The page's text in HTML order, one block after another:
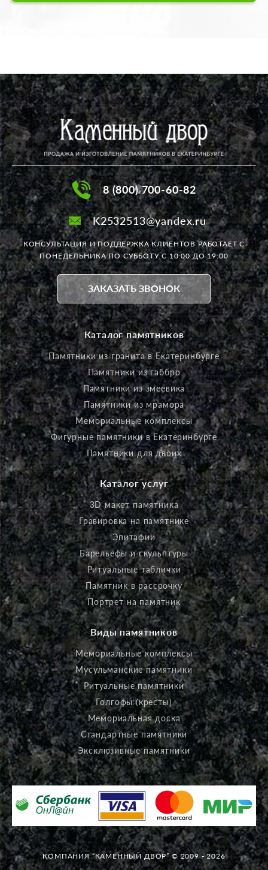
8 (800) 700-60-82
K2532513@yandex.ru
КОНСУЛЬТАЦИЯ И ПОДДЕРЖКА КЛИЕНТОВ РАБОТАЕТС
ПОНЕДЕЛЬНИКА ПО СУББОТУ С 10:00 ДО 19:00
ЗАКАЗАТЬ ЗВОНОК
Каталог памятников
Памятники из гранита в Екатеринбурге
Памятники из габбро
Памятники из змеевика
Памятники из мрамора
Мемориальные комплексы
Фигурные памятники в Екатеринбурге
Памятники для двоих
Каталог услуг
3D макет памятника
Гравировка на памятнике
Эпитафии
Барельефы и скульптуры
Ритуальные таблички
Памятник в рассрочку
Портрет на памятник
Виды памятников
Мемориальные комплексы
Мусульманские памятники
Ритуальные памятники
Голгофы (кресты)
Мемориальная доска
Стандартные памятники
Эксклюзивные памятники
КОМПАНИЯ “КАМЕННЫЙ ДВОР” © 2009 - 2026